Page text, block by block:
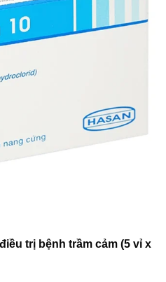
trị bệnh trầm cảm (5 vỉ x